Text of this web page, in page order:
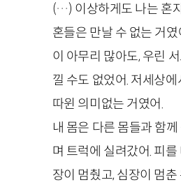
(…) 이상하게도 나는 혼
혼들은 만날 수 없는 거
이 아무리 많아도, 우린
낄 수도 없었어. 저세상
따윈 의미없는 거였어.
내 몸은 다른 몸들과 함께
며 트럭에 실려갔어. 피
장이 멈췄고, 심장이 멈춘